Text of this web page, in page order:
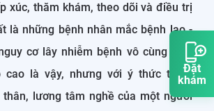
Đặt
khám
xúc, thăm khám, theo dõi và điều trị
là những bệnh nhân mắc bệnh lao -
cơ lây nhiễm bệnh vô cùng cao.
cao là vậy, nhưng với ý thức trách
thân, lương tâm nghề của một người